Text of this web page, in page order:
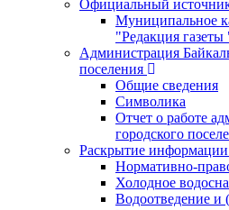
Официальный
Муниципальное
"Редакция газеты
Администрация
поселения
Общие сведения
Символика
Отчет о работе
городского
Раскрытие
Нормативно-
Холодное
Водоотведение и